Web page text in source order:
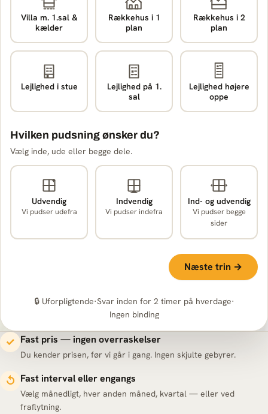
Villa m. 1.sal &
kælder
Rækkehus i 1
plan
Rækkehus i 2
plan
Lejlighed i stue
Lejlighed på 1.
sal
Lejlighed højere
oppe
Hvilken pudsning ønsker du?
Vælg inde, ude eller begge dele.
Udvendig
Vi pudser udefra
Indvendig
Vi pudser indefra
Ind- og udvendig
Vi pudser begge
sider
Næste trin →
🔒 Uforpligtende·Svar inden for 2 timer på hverdage·
Ingen binding
✓ Fast pris — ingen overraskelser
Du kender prisen, før vi går i gang. Ingen skjulte gebyrer.
↺ Fast interval eller engangs
Vælg månedligt, hver anden måned, kvartal — eller ved
fraflytning.